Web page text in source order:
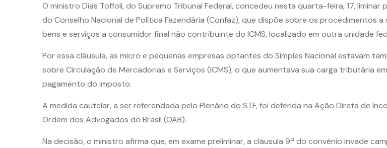
O ministro Dias Toffoli, do Supremo Tribunal Federal, concedeu nesta quarta-feira, 17,
do Conselho Nacional de Política Fazendária (Confaz), que dispõe sobre os procedimentos
bens e serviços a consumidor final não contribuinte do ICMS, localizado em outra unidade
Por essa cláusula, as micro e pequenas empresas optantes do Simples Nacional estavam
sobre Circulação de Mercadorias e Serviços (ICMS), o que aumentava sua carga tributária
pagamento do imposto.
A medida cautelar, a ser referendada pelo Plenário do STF, foi deferida na Ação Direta de
Ordem dos Advogados do Brasil (OAB).
Na decisão, o ministro afirma que, em exame preliminar, a cláusula 9ª do convênio invade